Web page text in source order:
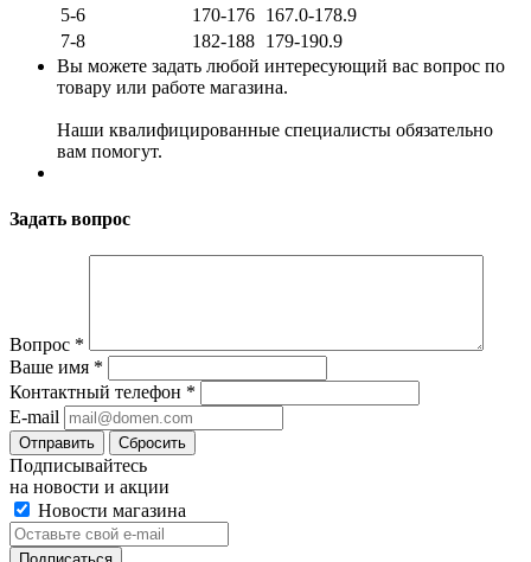
5-6
170-176 167.0-178.9
7-8
182-188 179-190.9
Вы можете задать любой интересующий вас вопрос по
товару или работе магазина.
Наши квалифицированные специалисты обязательно
вам помогут.
Задать вопрос
Вопрос *
Ваше имя *
Контактный телефон *
E-mail
Сбросить
Подписывайтесь
на новости и акции
Новости магазина